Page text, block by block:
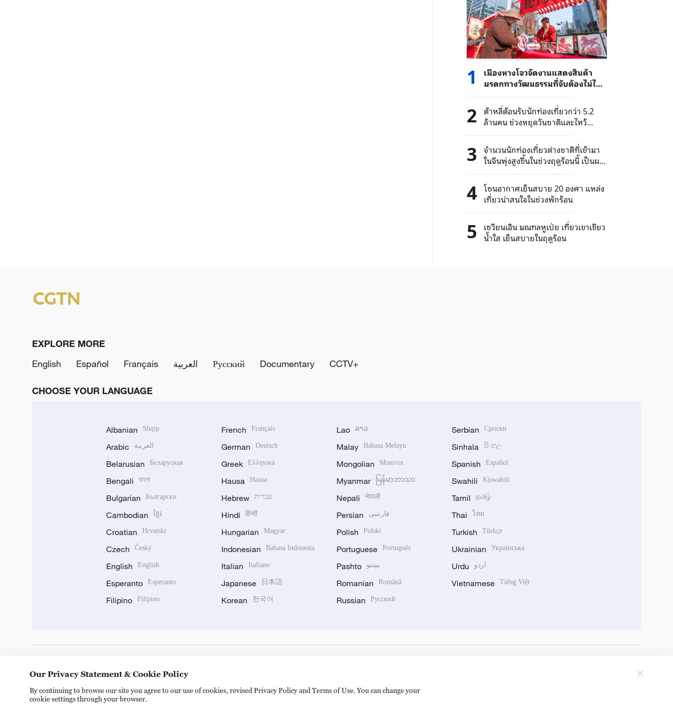
1
เมืองหางโจวจัดงานแสดงสินค้า
มรดกทางวัฒนธรรมที่จับต้องไม่ได้
ในเทศกาลตรุษจีนปี 2026
2 ต้าหลี่ต้อนรับนักท่องเที่ยวกว่า 5.2
ล้านคน ช่วงหยุดวันชาติและไหว้
พระจันทร์
3 จำนวนนักท่องเที่ยวต่างชาติที่เข้ามา
ในจีนพุ่งสูงขึ้นในช่วงฤดูร้อนนี้ เป็นผล
มาจากนโยบายยกเว้นวีซ่า
4 โซนอากาศเย็นสบาย 20 องศา แหล่ง
เที่ยวน่าสนใจในช่วงพักร้อน
5
เซวียนเอิน มณฑลหูเป่ย เที่ยวเขาเขียว
น้ำใส เย็นสบายในฤดูร้อน
EXPLORE MORE
English
Español Français العربية Русский Documentary CCTV+
CHOOSE YOUR LANGUAGE
Albanian Shqip
Arabic العربية
Belarusian Беларуская
Bengali বাংলা
Bulgarian Български
Cambodian ខ្មែរ
Croatian Hrvatski
Czech Český
English English
Esperanto Esperanto
Filipino Filipino
French Français
German Deutsch
Greek Ελληνικά
Hausa Hausa
Hebrew עברית
Hindi हिन्दी
Hungarian Magyar
Indonesian Bahasa Indonesia
Italian Italiano
Japanese 日本語
Korean 한국어
Lao ລາວ
Malay Bahasa Melayu
Mongolian Монгол
Myanmar မြန်မာဘာသာ
Nepali नेपाली
Persian فارسی
Polish Polski
Portuguese Português
Pashto پښتو
Romanian Română
Russian Русский
Serbian Српски
Sinhala සිංහල
Spanish Español
Swahili Kiswahili
Tamil தமிழ்
Thai ไทย
Turkish Türkçe
Ukrainian Українська
Urdu اردو
Vietnamese Tiếng Việt
Our Privacy Statement & Cookie Policy
By continuing to browse our site you agree to our use of cookies, revised Privacy Policy and Terms of Use. You can change your
cookie settings through your browser.